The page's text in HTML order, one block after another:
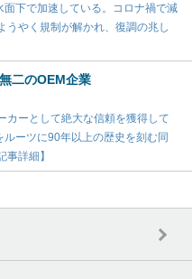
面下で加速している。コロナ禍で減
うやく規制が解かれ、復調の兆し
二のOEM企業
カーとして絶大な信頼を獲得して
ルーツに90年以上の歴史を刻む同
詳細】